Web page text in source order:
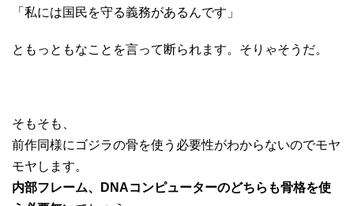
「私には国民を守る義務があるんです」
ともっともなことを言って断られます。そりゃそうだ。
そもそも、
前作同様にゴジラの骨を使う必要性がわからないのでモヤ
モヤします。
内部フレーム、DNAコンピューターのどちらも骨格を使